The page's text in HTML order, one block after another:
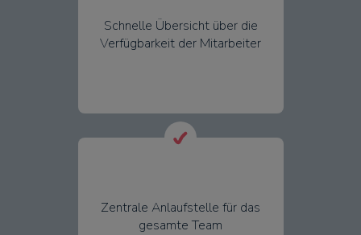
Schnelle Übersicht über die
Verfügbarkeit der Mitarbeiter
Zentrale Anlaufstelle für das
gesamte Team